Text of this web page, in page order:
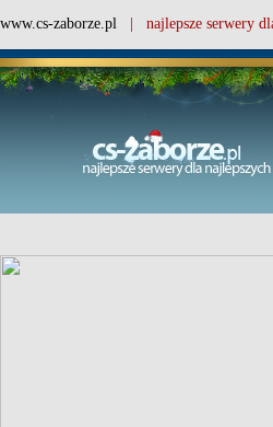
www.cs-zaborze.pl | najlepsze serwery